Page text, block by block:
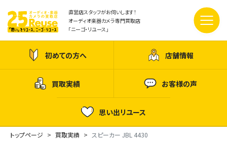
直営店スタッフがお伺いします！
オーディオ楽器カメラ専門買取店
「ニーゴ・リユース」
初めての方へ 店舗情報
買取実績 お客様の声
思い出リユース
トップページ 買取実績 スピーカー JBL 4430